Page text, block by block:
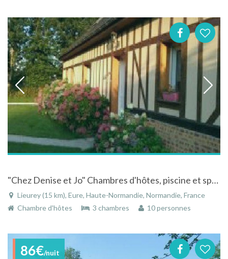
"Chez Denise et Jo" Chambres d'hôtes, piscine et spa - LIEUREY en Haute-Normandie
Lieurey (15 km), Eure, Haute-Normandie, Normandie, France
Chambre d'hôtes
3 chambres 10 personnes
86€/nuit